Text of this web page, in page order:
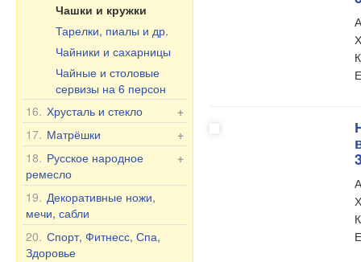
Чай и Травы
Масла
Здоровье
БАД
Прочее
Уход за полостью рта
Продукты питания
Чашки и кружки
Тарелки, пиалы и др.
Чайники и сахарницы
Чайные и столовые
сервизы на 6 персон
+
16. Хрусталь и стекло
Фужеры из хрусталя
Вазы из хрусталя
Посуда из стекла
Вазы из стекла
Богемское стекло
Фужеры на Свадьбу/
Юбилей
+
17. Матрёшки
Матрёшка Россия
Матрёшка, другое
Матрёшка под бутылку
+
18. Русское народное
ремесло
Хохлома
Шкатулки и Картинки из
дерева
19. Декоративные ножи,
мечи, сабли
20. Спорт, Фитнесс, Спа,
Здоровье